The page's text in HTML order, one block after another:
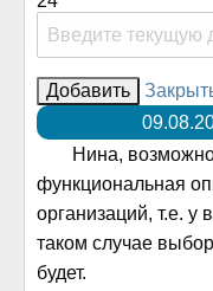
Нина,
функциональная
организаций, т.е. у
таком случае
будет.